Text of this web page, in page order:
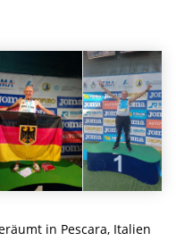
in Pescara, Italien